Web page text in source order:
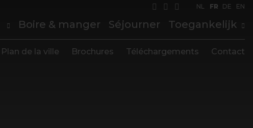
NL FR DE EN
Boire & manger Séjourner Toegankelijk
Plan de la ville Brochures Téléchargements Contact